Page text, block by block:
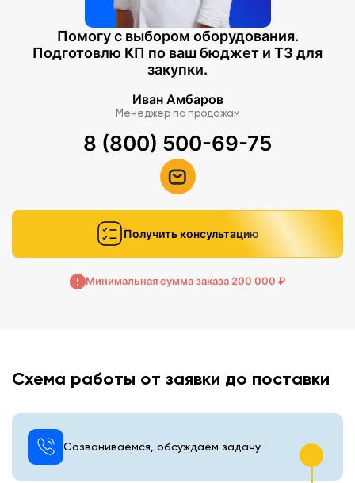
Помогу с выбором оборудования.
Подготовлю КП по ваш бюджет и ТЗ для
закупки.
Иван Амбаров
Менеджер по продажам
8 (800) 500-69-75
Получить консультацию
Минимальная сумма заказа 200 000 ₽
Схема работы от заявки до поставки
Созваниваемся, обсуждаем задачу